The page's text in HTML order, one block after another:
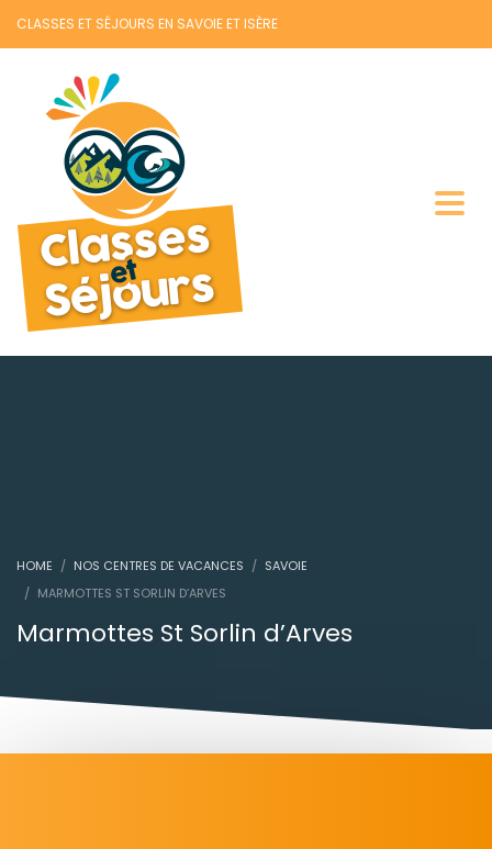
CLASSES ET SÉJOURS EN SAVOIE ET ISÈRE
HOME NOS CENTRES DE VACANCES
SAVOIE
MARMOTTES ST SORLIN D’ARVES
Marmottes St Sorlin d’Arves